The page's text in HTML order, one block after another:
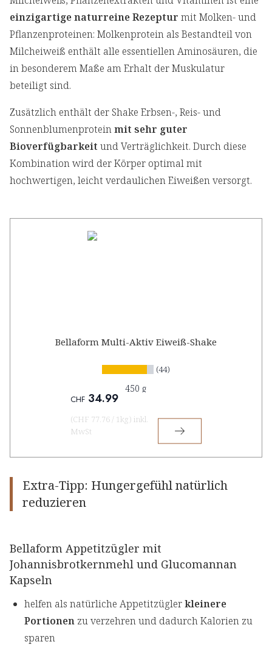
einzigartige naturreine Rezeptur mit Molken- und
Pflanzenproteinen: Molkenprotein als Bestandteil von
Milcheiweiß enthält alle essentiellen Aminosäuren, die
in besonderem Maße am Erhalt der Muskulatur
beteiligt sind.
Zusätzlich enthält der Shake Erbsen-, Reis- und
Sonnenblumenproteinmit sehr guter
Bioverfügbarkeit und Verträglichkeit. Durch diese
Kombination wird der Körper optimal mit
hochwertigen, leicht verdaulichen Eiweißen versorgt.
Bellaform Multi-Aktiv Eiweiß-Shake
(44)
450 g
CHF34.99
(CHF 77.76 / 1kg) inkl.
MwSt
Extra-Tipp: Hungergefühl natürlich
reduzieren
Bellaform Appetitzügler mit
Johannisbrotkernmehl und Glucomannan
Kapseln
helfen als natürliche Appetitzüglerkleinere
Portionen zu verzehren und dadurch Kalorien zu
sparen